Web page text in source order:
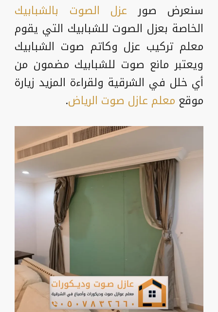
سنعرض صور عزل الصوت بالشبابيك
الخاصة بعزل الصوت للشبابيك التي يقوم
معلم تركيب عزل وكاتم صوت الشبابيك
ويعتبر مانع صوت للشبابيك مضمون من
أي خلل في الشرقية ولقراءة المزيد زيارة
موقع معلم عازل صوت الرياض.